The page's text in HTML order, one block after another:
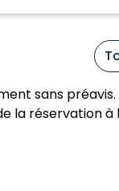
sans
la réservation